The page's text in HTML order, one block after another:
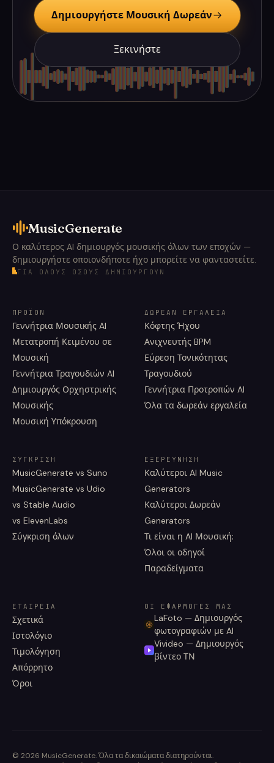
Δημιουργήστε Μουσική Δωρεάν
Ξεκινήστε
MusicGenerate
Ο καλύτερος AI δημιουργός μουσικής όλων των εποχών —
δημιουργήστε οποιονδήποτε ήχο μπορείτε να φανταστείτε.
ΓΙΑ ΌΛΟΥΣ ΌΣΟΥΣ ΔΗΜΙΟΥΡΓΟΎΝ
ΠΡΟΪΌΝ
Γεννήτρια Μουσικής AI
Μετατροπή Κειμένου σε
Μουσική
Γεννήτρια Τραγουδιών AI
Δημιουργός Ορχηστρικής
Μουσικής
Μουσική Υπόκρουση
ΔΩΡΕΆΝ ΕΡΓΑΛΕΊΑ
Κόφτης Ήχου
Ανιχνευτής BPM
Εύρεση Τονικότητας
Τραγουδιού
Γεννήτρια Προτροπών AI
Όλα τα δωρεάν εργαλεία
ΣΎΓΚΡΙΣΗ
MusicGenerate vs Suno
MusicGenerate vs Udio
vs Stable Audio
vs ElevenLabs
Σύγκριση όλων
ΕΞΕΡΕΎΝΗΣΗ
Καλύτεροι AI Music
Generators
Καλύτεροι Δωρεάν
Generators
Τι είναι η AI Μουσική;
Όλοι οι οδηγοί
Παραδείγματα
ΕΤΑΙΡΕΊΑ
Σχετικά
Ιστολόγιο
Τιμολόγηση
Απόρρητο
Όροι
ΟΙ ΕΦΑΡΜΟΓΈΣ ΜΑΣ
LaFoto — Δημιουργός
φωτογραφιών με AI
Vivideo — Δημιουργός
βίντεο ΤΝ
© 2026 MusicGenerate.Όλα τα δικαιώματα διατηρούνται.